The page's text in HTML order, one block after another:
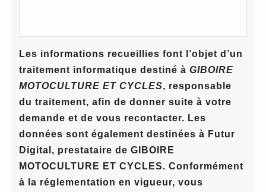
Les informations recueillies font l’objet d’un
traitement informatique destiné à GIBOIRE
MOTOCULTURE ET CYCLES, responsable
du traitement, afin de donner suite à votre
demande et de vous recontacter. Les
données sont également destinées à Futur
Digital, prestataire de GIBOIRE
MOTOCULTURE ET CYCLES. Conformément
à la réglementation en vigueur, vous